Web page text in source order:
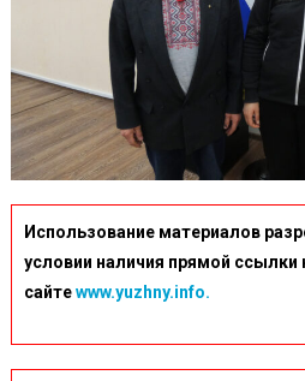
Использование материалов
условии наличия прямой ссылки
сайтеwww.yuzhny.info.